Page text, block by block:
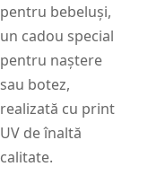
pentru bebeluși,
un cadou special
pentru naștere
sau botez,
realizată cu print
UV de înaltă
calitate.